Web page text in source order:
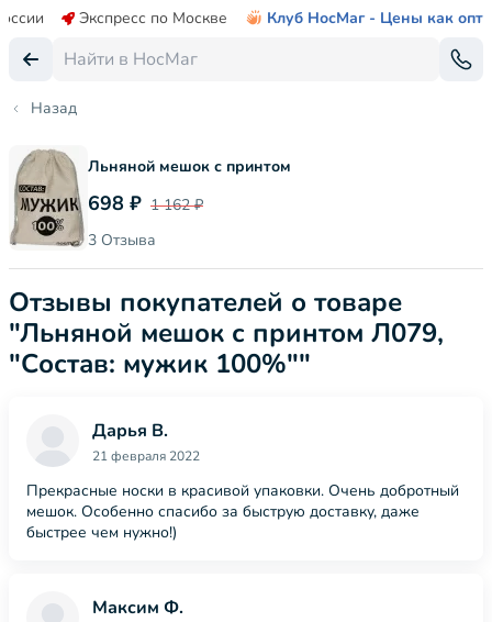
Экспресс по Москве Клуб НосМаг - Цены как опт
Назад
Льняной мешок с принтом
698 ₽ 1 162 ₽
3 Отзыва
Отзывы покупателей о товаре
"Льняной мешок с принтом Л079,
"Состав: мужик 100%""
Дарья В.
21 февраля 2022
Прекрасные носки в красивой упаковки. Очень добротный
мешок. Особенно спасибо за быструю доставку, даже
быстрее чем нужно!)
Максим Ф.